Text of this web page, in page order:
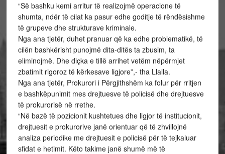
“Së bashku kemi arritur të realizojmë operacione të
shumta, ndër të cilat ka pasur edhe goditje të rëndësishme
të grupeve dhe strukturave kriminale.
Nga ana tjetër, duhet pranuar që ka edhe problematikë, të
cilën bashkërisht punojmë dita-ditës ta zbusim, ta
eliminojmë. Dhe diçka e tillë arrihet vetëm nëpërmjet
zbatimit rigoroz të kërkesave ligjore”,- tha Llalla.
Nga ana tjetër, Prokurori i Përgjithshëm ka folur për rritjen
e bashkëpunimit mes drejtuesve të policisë dhe drejtuesve
të prokurorisë në rrethe.
“Në bazë të pozicionit kushtetues dhe ligjor të institucionit,
drejtuesit e prokurorive janë orientuar që të zhvillojnë
analiza periodike me drejtuesit e policisë për të tejkaluar
sfidat e hetimit. Këto takime janë shumë më të